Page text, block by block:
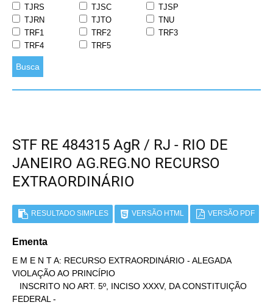
TJRS
TJSC
TJSP
TJRN
TJTO
TNU
TRF1
TRF2
TRF3
TRF4
TRF5
Busca
STF RE 484315 AgR / RJ - RIO DE
JANEIRO AG.REG.NO RECURSO
EXTRAORDINÁRIO
RESULTADO SIMPLES VERSÃO HTML VERSÃO PDF
Ementa
E M E N T A: RECURSO EXTRAORDINÁRIO - ALEGADA
VIOLAÇÃO AO PRINCÍPIO
FEDERAL -